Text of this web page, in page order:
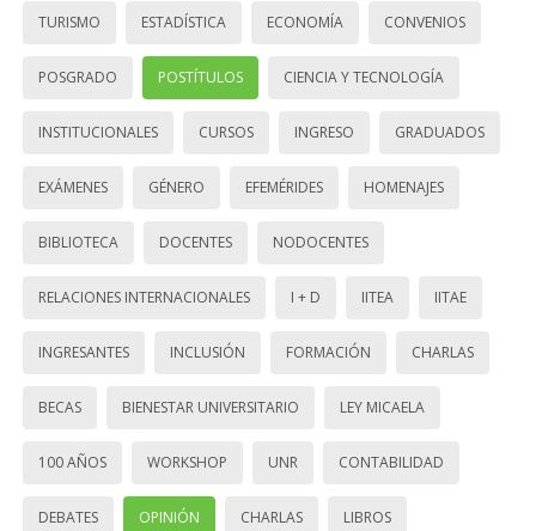
TURISMO ESTADÍSTICA ECONOMÍA CONVENIOS
POSGRADO POSTÍTULOS CIENCIA Y TECNOLOGÍA
INSTITUCIONALES CURSOS INGRESO GRADUADOS
EXÁMENES GÉNERO EFEMÉRIDES HOMENAJES
BIBLIOTECA DOCENTES NODOCENTES
RELACIONES INTERNACIONALES I + D IITEA IITAE
INGRESANTES INCLUSIÓN FORMACIÓN CHARLAS
BECAS BIENESTAR UNIVERSITARIO LEY MICAELA
100 AÑOS WORKSHOP UNR CONTABILIDAD
DEBATES OPINIÓN CHARLAS LIBROS